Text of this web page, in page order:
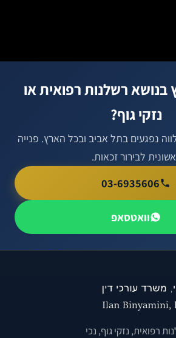
בנושא רשלנות רפואית או
נזקי גוף?
נפגעים בתל אביב ובכל הארץ. פנייה
לבירור זכאות.
03-6935606
וואטסאפ
רפואית, נזקי גוף, נכי